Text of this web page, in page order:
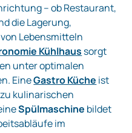
– ob Restaurant,
die Lagerung,
Lebensmitteln
Kühlhaus sorgt
unter optimalen
EineGastro Küche ist
kulinarischen
Spülmaschine bildet
im